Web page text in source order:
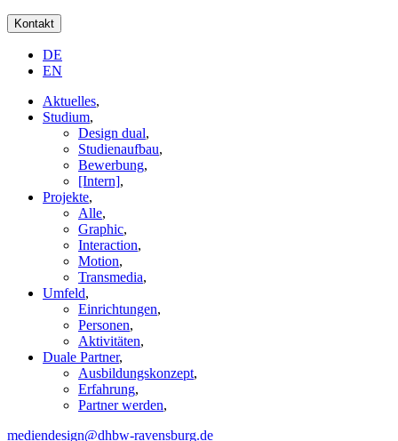
Kontakt
DE
EN
Aktuelles,
Studium,
Design dual,
Studienaufbau,
Bewerbung,
[Intern],
Projekte,
Alle,
Graphic,
Interaction,
Motion,
Transmedia,
Umfeld,
Einrichtungen,
Personen,
Aktivitäten,
Duale Partner,
Ausbildungskonzept,
Erfahrung,
Partner werden,
mediendesign@dhbw-ravensburg.de